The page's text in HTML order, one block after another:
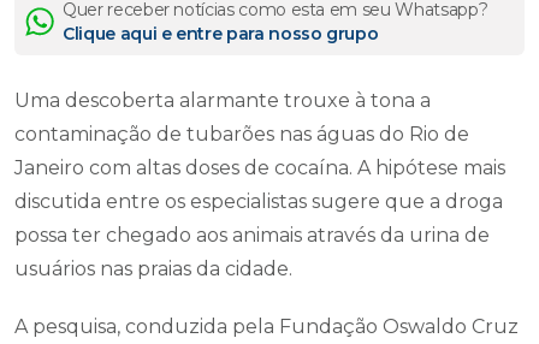
Quer receber notícias como esta em seu Whatsapp?
Clique aqui e entre para nosso grupo
Uma descoberta alarmante trouxe à tona a
contaminação de tubarões nas águas do Rio de
Janeiro com altas doses de cocaína. A hipótese mais
discutida entre os especialistas sugere que a droga
possa ter chegado aos animais através da urina de
usuários nas praias da cidade.
A pesquisa, conduzida pela Fundação Oswaldo Cruz